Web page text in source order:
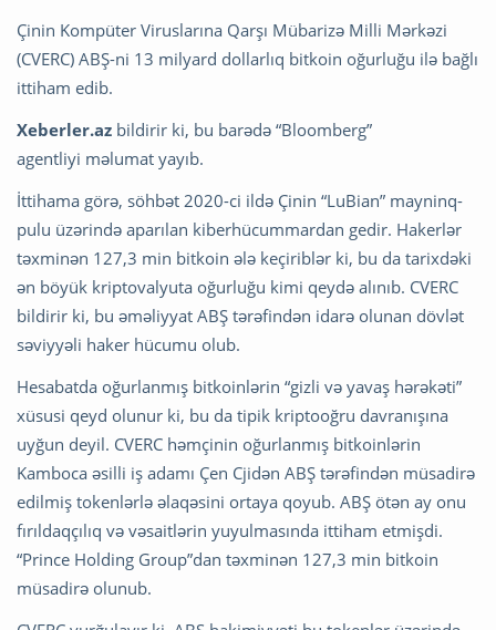
Çinin Kompüter Viruslarına Qarşı Mübarizə Milli Mərkəzi
(CVERC) ABŞ-ni 13 milyard dollarlıq bitkoin oğurluğu ilə bağlı
ittiham edib.
Xeberler.az bildirir ki, bu barədə “Bloomberg”
agentliyi məlumat yayıb.
İttihama görə, söhbət 2020-ci ildə Çinin “LuBian” mayninq-
pulu üzərində aparılan kiberhücummardan gedir. Hakerlər
təxminən 127,3 min bitkoin ələ keçiriblər ki, bu da tarixdəki
ən böyük kriptovalyuta oğurluğu kimi qeydə alınıb. CVERC
bildirir ki, bu əməliyyat ABŞ tərəfindən idarə olunan dövlət
səviyyəli haker hücumu olub.
Hesabatda oğurlanmış bitkoinlərin “gizli və yavaş hərəkəti”
xüsusi qeyd olunur ki, bu da tipik kriptooğru davranışına
uyğun deyil. CVERC həmçinin oğurlanmış bitkoinlərin
Kamboca əsilli iş adamı Çen Cjidən ABŞ tərəfindən müsadirə
edilmiş tokenlərlə əlaqəsini ortaya qoyub. ABŞ ötən ay onu
fırıldaqçılıq və vəsaitlərin yuyulmasında ittiham etmişdi.
“Prince Holding Group”dan təxminən 127,3 min bitkoin
müsadirə olunub.